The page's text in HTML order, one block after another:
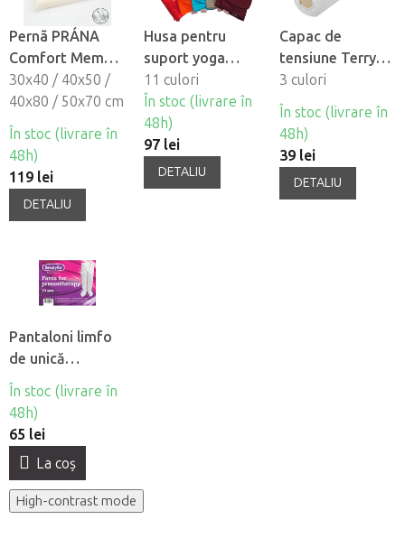
Pernã PRÁNA
Comfort Memory
din spumã cu
memorie
30x40 / 40x50 /
40x80 / 50x70 cm
În stoc (livrare în
48h)
119 lei
DETALIU
Husa pentru
suport yoga
PRANA
11 culori
În stoc (livrare în
48h)
97 lei
DETALIU
Capac de
tensiune Terry
pentru cilindru
HABYS®
3 culori
În stoc (livrare în
48h)
39 lei
DETALIU
Pantaloni limfo
de unică
folosintă din
material netesut
Beautyfor®, 10
buc
În stoc (livrare în
48h)
65 lei
La coş
High-contrast mode